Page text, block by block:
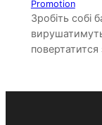
Promotion
Зробіть собі